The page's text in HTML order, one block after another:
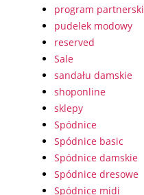
program partnerski
pudelek modowy
reserved
Sale
sandału damskie
shoponline
sklepy
Spódnice
Spódnice basic
Spódnice damskie
Spódnice dresowe
Spódnice midi